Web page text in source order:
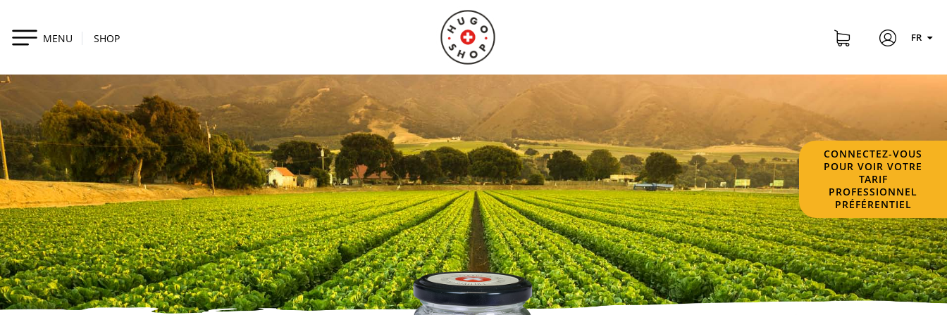
MENU SHOP FR
CONNECTEZ-VOUS
POUR VOIR VOTRE
TARIF
PROFESSIONNEL
PRÉFÉRENTIEL